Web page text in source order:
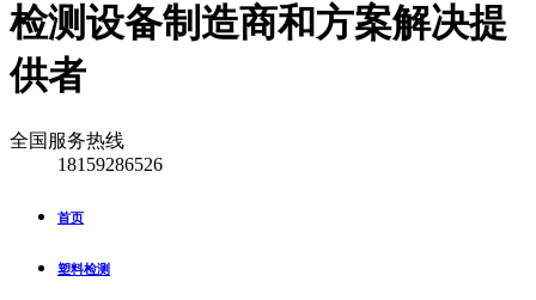
检测设备制造商和方案解决提
供者
全国服务热线
18159286526
首页
塑料检测